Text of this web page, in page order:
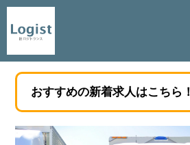
おすすめの新着求人はこちら！